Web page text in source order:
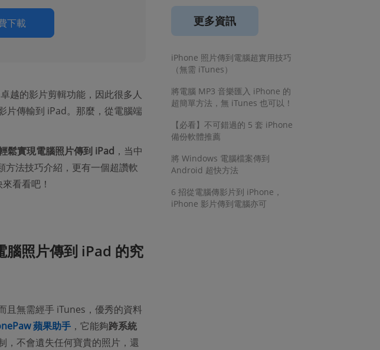
下載
越的影片剪輯功能，因此很多人
片傳輸到 iPad。那麼，從電腦端
鬆實現電腦照片傳到 iPad ，当中
方法技巧介紹，更有一個超讚軟
看看吧！
腦照片傳到 iPad 的究
且無需經手 iTunes，優秀的資料
蘋果助手，它能夠跨系統
，不會遺失任何寶貴的照片，還
更多資訊
iPhone 照片傳到電腦超實用技巧
（無需 iTunes）
將電腦 MP3 音樂匯入 iPhone 的
超簡單方法，無 iTunes 也可以！
【必看】不可錯過的 5 套 iPhone
備份軟體推薦
將 Windows 電腦檔案傳到
Android 超快方法
6 招從電腦傳影片到 iPhone，
iPhone 影片傳到電腦亦可